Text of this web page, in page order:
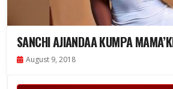
SANCHI AJIANDAA KUMPA
August 9, 2018